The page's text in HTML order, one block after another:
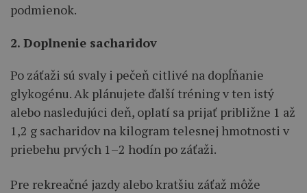
podmienok.
2. Doplnenie sacharidov
Po záťaži sú svaly i pečeň citlivé na dopĺňanie
glykogénu. Ak plánujete ďalší tréning v ten istý
alebo nasledujúci deň, oplatí sa prijať približne 1 až
1,2 g sacharidov na kilogram telesnej hmotnosti v
priebehu prvých 1–2 hodín po záťaži.
Pre rekreačné jazdy alebo kratšiu záťaž môže